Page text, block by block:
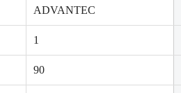
ADVANTEC
1
90